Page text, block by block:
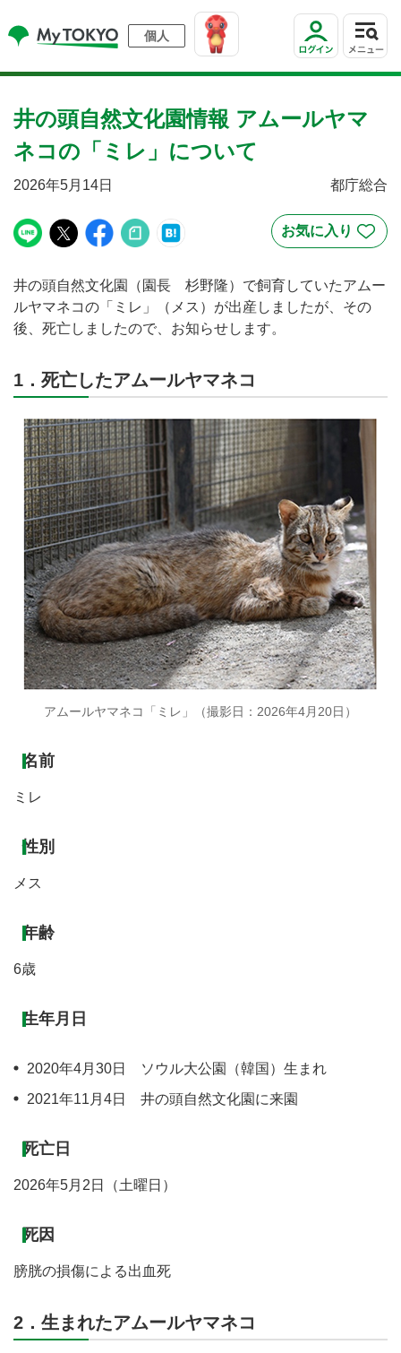
個人
井の頭自然文化園情報 アムールヤマ
ネコの「ミレ」について
2026年5月14日 都庁総合
井の頭自然文化園（園長 杉野隆）で飼育していたアムー
ルヤマネコの「ミレ」（メス）が出産しましたが、その
後、死亡しましたので、お知らせします。
1．死亡したアムールヤマネコ
アムールヤマネコ「ミレ」（撮影日：2026年4月20日）
名前
ミレ
性別
メス
年齢
6歳
生年月日
2020年4月30日 ソウル大公園（韓国）生まれ
2021年11月4日 井の頭自然文化園に来園
死亡日
2026年5月2日（土曜日）
死因
膀胱の損傷による出血死
2．生まれたアムールヤマネコ